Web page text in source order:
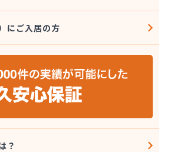
ングサービス 江戸川営業所
王営業所
テクニカ
西東京営業所
学工業
にご入居の方
？